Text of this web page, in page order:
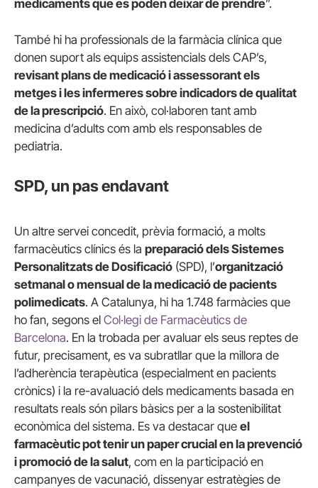
medicaments que es poden deixar de prendre”.
També hi ha professionals de la farmàcia clínica que
donen suport als equips assistencials dels CAP’s,
revisant plans de medicació i assessorant els
metges i les infermeres sobre indicadors de qualitat
de la prescripció. En això, col·laboren tant amb
medicina d’adults com amb els responsables de
pediatria.
SPD, un pas endavant
Un altre servei concedit, prèvia formació, a molts
farmacèutics clínics és la preparació dels Sistemes
Personalitzats de Dosificació (SPD), l’organització
setmanal o mensual de la medicació de pacients
polimedicats. A Catalunya, hi ha 1.748 farmàcies que
ho fan, segons el Col·legi de Farmacèutics de
Barcelona. En la trobada per avaluar els seus reptes de
futur, precisament, es va subratllar que la millora de
l’adherència terapèutica (especialment en pacients
crònics) i la re-avaluació dels medicaments basada en
resultats reals són pilars bàsics per a la sostenibilitat
econòmica del sistema. Es va destacar que el
farmacèutic pot tenir un paper crucial en la prevenció
i promoció de la salut, com en la participació en
campanyes de vacunació, dissenyar estratègies de